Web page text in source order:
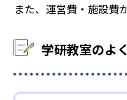
また、運営費・施設費
学研教室のよ